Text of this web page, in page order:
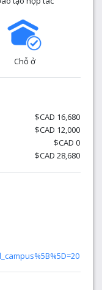
Chỗ ở
$CAD 16,680
$CAD 12,000
$CAD 0
$CAD 28,680